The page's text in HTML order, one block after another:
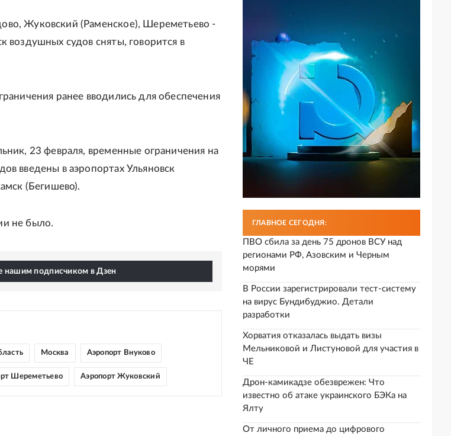
Жуковский (Раменское), Шереметьево -
воздушных судов сняты, говорится в
ранее вводились для обеспечения
23 февраля, временные ограничения на
введены в аэропортах Ульяновск
(Бегишево).
не было.
нашим подписчиком в Дзен
Москва Аэропорт Внуково
Шереметьево Аэропорт Жуковский
ГЛАВНОЕ СЕГОДНЯ:
ПВО сбила за день 75 дронов ВСУ над
регионами РФ, Азовским и Черным
морями
В России зарегистрировали тест-систему
на вирус Бундибуджио. Детали
разработки
Хорватия отказалась выдать визы
Мельниковой и Листуновой для участия в
ЧЕ
Дрон-камикадзе обезврежен: Что
известно об атаке украинского БЭКа на
Ялту
От личного приема до цифрового